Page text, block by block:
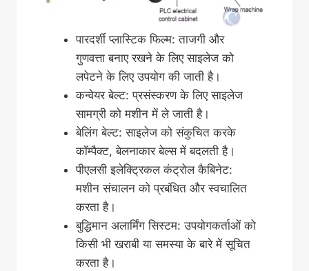
पारदर्शी प्लास्टिक फिल्म: ताजगी और
गुणवत्ता बनाए रखने के लिए साइलेज को
लपेटने के लिए उपयोग की जाती है।
कन्वेयर बेल्ट: प्रसंस्करण के लिए साइलेज
सामग्री को मशीन में ले जाती है।
बेलिंग बेल्ट: साइलेज को संकुचित करके
कॉम्पैक्ट, बेलनाकार बेल्स में बदलती है।
पीएलसी इलेक्ट्रिकल कंट्रोल कैबिनेट:
मशीन संचालन को प्रबंधित और स्वचालित
करता है।
बुद्धिमान अलार्मिंग सिस्टम: उपयोगकर्ताओं को
किसी भी खराबी या समस्या के बारे में सूचित
करता है।